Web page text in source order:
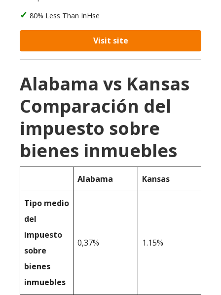
80% Less Than InHse
Visit site
Alabama vs Kansas
Comparación del
impuesto sobre
bienes inmuebles
Alabama Kansas
Tipo medio
del
impuesto
sobre
bienes
inmuebles
0,37% 1.15%